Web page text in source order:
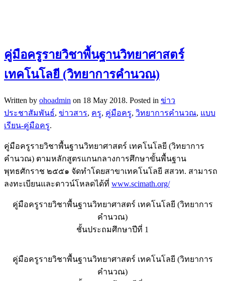
คู่มือครูรายวิชาพื้นฐานวิทยาศาสตร์
เทคโนโลยี (วิทยาการคำนวณ)
Written by ohoadmin on 18 May 2018. Posted in ข่าว
ประชาสัมพันธ์, ข่าวสาร, ครู, คู่มือครู, วิทยาการคำนวณ, แบบ
เรียน-คู่มือครู.
คู่มือครูรายวิชาพื้นฐานวิทยาศาสตร์ เทคโนโลยี (วิทยาการ
คำนวณ) ตามหลักสูตรแกนกลางการศึกษาขั้นพื้นฐาน
พุทธศักราช ๒๕๕๑ จัดทำโดยสาขาเทคโนโลยี สสวท. สามารถ
ลงทะเบียนและดาวน์โหลดได้ที่ www.scimath.org/
คู่มือครูรายวิชาพื้นฐานวิทยาศาสตร์ เทคโนโลยี (วิทยาการ
คำนวณ)
ชั้นประถมศึกษาปีที่ 1
คู่มือครูรายวิชาพื้นฐานวิทยาศาสตร์ เทคโนโลยี (วิทยาการ
คำนวณ)